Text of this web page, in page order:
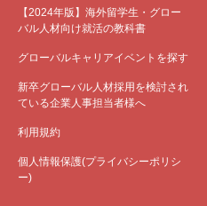
【2024年版】海外留学生・グロー
バル人材向け就活の教科書
グローバルキャリアイベントを探す
新卒グローバル人材採用を検討され
ている企業人事担当者様へ
利用規約
個人情報保護(プライバシーポリシ
ー)